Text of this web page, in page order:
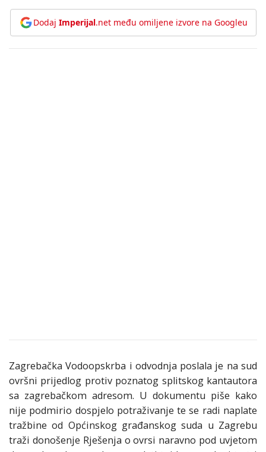
Dodaj Imperijal.net među omiljene izvore na Googleu
Zagrebačka Vodoopskrba i odvodnja poslala je na sud
ovršni prijedlog protiv poznatog splitskog kantautora
sa zagrebačkom adresom. U dokumentu piše kako
nije podmirio dospjelo potraživanje te se radi naplate
tražbine od Općinskog građanskog suda u Zagrebu
traži donošenje Rješenja o ovrsi naravno pod uvjetom